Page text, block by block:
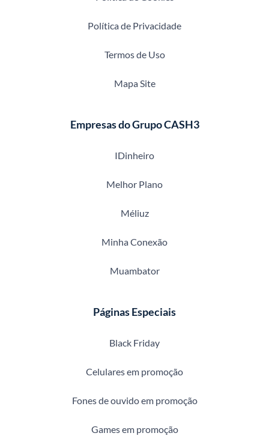
Política de Privacidade
Termos de Uso
Mapa Site
Empresas do Grupo CASH3
IDinheiro
Melhor Plano
Méliuz
Minha Conexão
Muambator
Páginas Especiais
Black Friday
Celulares em promoção
Fones de ouvido em promoção
Games em promoção